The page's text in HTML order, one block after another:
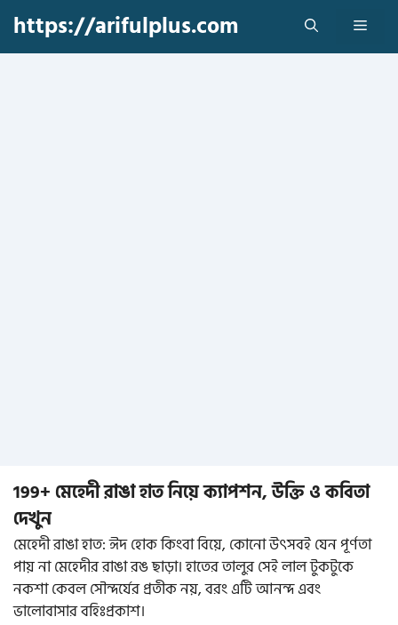
content
https://arifulplus.com Menu
199+ মেহেদী রাঙা হাত নিয়ে ক্যাপশন, উক্তি ও কবিতা
দেখুন
মেহেদী রাঙা হাত: ঈদ হোক কিংবা বিয়ে, কোনো উৎসবই যেন পূর্ণতা
পায় না মেহেদীর রাঙা রঙ ছাড়া। হাতের তালুর সেই লাল টুকটুকে
নকশা কেবল সৌন্দর্যের প্রতীক নয়, বরং এটি আনন্দ এবং
ভালোবাসার বহিঃপ্রকাশ।